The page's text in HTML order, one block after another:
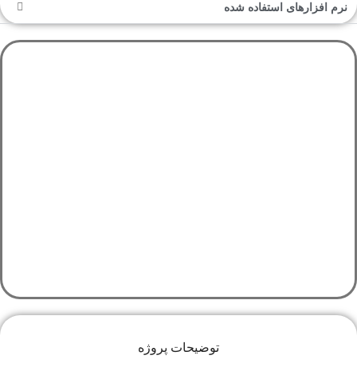
نرم افزارهای استفاده شده
توضیحات پروژه